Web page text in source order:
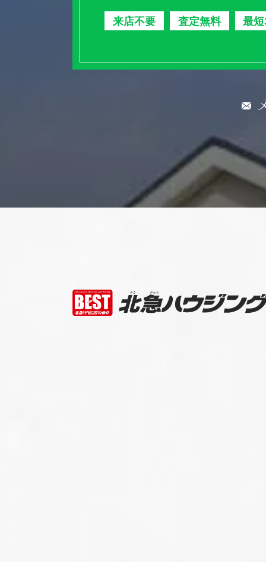
来店不要 査定無料 最